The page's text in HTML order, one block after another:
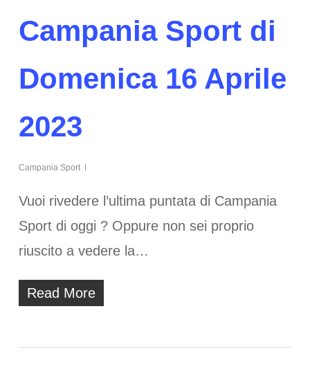
Campania Sport di
Domenica 16 Aprile
2023
Campania Sport
Vuoi rivedere l’ultima puntata di Campania
Sport di oggi ? Oppure non sei proprio
riuscito a vedere la…
Read More